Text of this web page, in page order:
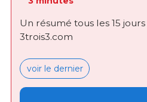
Un résumé tous les 15
3trois3.com
voir le dernier